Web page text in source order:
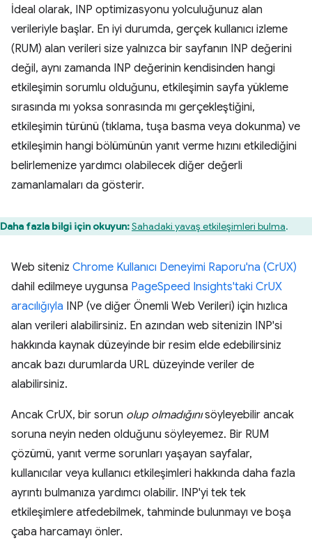
İdeal olarak, INP optimizasyonu yolculuğunuz alan
verileriyle başlar. En iyi durumda, gerçek kullanıcı izleme
(RUM) alan verileri size yalnızca bir sayfanın INP değerini
değil, aynı zamanda INP değerinin kendisinden hangi
etkileşimin sorumlu olduğunu, etkileşimin sayfa yükleme
sırasında mı yoksa sonrasında mı gerçekleştiğini,
etkileşimin türünü (tıklama, tuşa basma veya dokunma) ve
etkileşimin hangi bölümünün yanıt verme hızını etkilediğini
belirlemenize yardımcı olabilecek diğer değerli
zamanlamaları da gösterir.
Daha fazla bilgi için okuyun:Sahadaki yavaş etkileşimleri bulma.
Web siteniz Chrome Kullanıcı Deneyimi Raporu'na (CrUX)
dahil edilmeye uygunsa PageSpeed Insights'taki CrUX
aracılığıyla INP (ve diğer Önemli Web Verileri) için hızlıca
alan verileri alabilirsiniz. En azından web sitenizin INP'si
hakkında kaynak düzeyinde bir resim elde edebilirsiniz
ancak bazı durumlarda URL düzeyinde veriler de
alabilirsiniz.
Ancak CrUX, bir sorun olup olmadığınısöyleyebilir ancak
soruna neyin neden olduğunu söyleyemez. Bir RUM
çözümü, yanıt verme sorunları yaşayan sayfalar,
kullanıcılar veya kullanıcı etkileşimleri hakkında daha fazla
ayrıntı bulmanıza yardımcı olabilir. INP'yi tek tek
etkileşimlere atfedebilmek, tahminde bulunmayı ve boşa
çaba harcamayı önler.